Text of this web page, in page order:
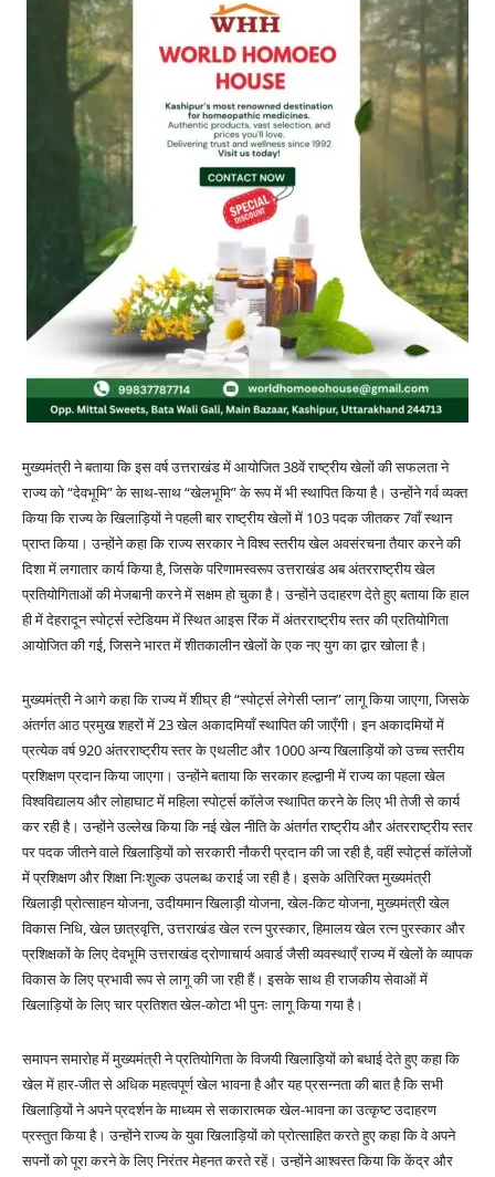
मुख्यमंत्री ने बताया कि इस वर्ष उत्तराखंड में आयोजित 38वें राष्ट्रीय खेलों की सफलता ने
राज्य को “देवभूमि” के साथ-साथ “खेलभूमि” के रूप में भी स्थापित किया है। उन्होंने गर्व व्यक्त
किया कि राज्य के खिलाड़ियों ने पहली बार राष्ट्रीय खेलों में 103 पदक जीतकर 7वाँ स्थान
प्राप्त किया। उन्होंने कहा कि राज्य सरकार ने विश्व स्तरीय खेल अवसंरचना तैयार करने की
दिशा में लगातार कार्य किया है, जिसके परिणामस्वरूप उत्तराखंड अब अंतरराष्ट्रीय खेल
प्रतियोगिताओं की मेजबानी करने में सक्षम हो चुका है। उन्होंने उदाहरण देते हुए बताया कि हाल
ही में देहरादून स्पोर्ट्स स्टेडियम में स्थित आइस रिंक में अंतरराष्ट्रीय स्तर की प्रतियोगिता
आयोजित की गई, जिसने भारत में शीतकालीन खेलों के एक नए युग का द्वार खोला है।
मुख्यमंत्री ने आगे कहा कि राज्य में शीघ्र ही “स्पोर्ट्स लेगेसी प्लान” लागू किया जाएगा, जिसके
अंतर्गत आठ प्रमुख शहरों में 23 खेल अकादमियाँ स्थापित की जाएँगी। इन अकादमियों में
प्रत्येक वर्ष 920 अंतरराष्ट्रीय स्तर के एथलीट और 1000 अन्य खिलाड़ियों को उच्च स्तरीय
प्रशिक्षण प्रदान किया जाएगा। उन्होंने बताया कि सरकार हल्द्वानी में राज्य का पहला खेल
विश्वविद्यालय और लोहाघाट में महिला स्पोर्ट्स कॉलेज स्थापित करने के लिए भी तेजी से कार्य
कर रही है। उन्होंने उल्लेख किया कि नई खेल नीति के अंतर्गत राष्ट्रीय और अंतरराष्ट्रीय स्तर
पर पदक जीतने वाले खिलाड़ियों को सरकारी नौकरी प्रदान की जा रही है, वहीं स्पोर्ट्स कॉलेजों
में प्रशिक्षण और शिक्षा निःशुल्क उपलब्ध कराई जा रही है। इसके अतिरिक्त मुख्यमंत्री
खिलाड़ी प्रोत्साहन योजना, उदीयमान खिलाड़ी योजना, खेल-किट योजना, मुख्यमंत्री खेल
विकास निधि, खेल छात्रवृत्ति, उत्तराखंड खेल रत्न पुरस्कार, हिमालय खेल रत्न पुरस्कार और
प्रशिक्षकों के लिए देवभूमि उत्तराखंड द्रोणाचार्य अवार्ड जैसी व्यवस्थाएँ राज्य में खेलों के व्यापक
विकास के लिए प्रभावी रूप से लागू की जा रही हैं। इसके साथ ही राजकीय सेवाओं में
खिलाड़ियों के लिए चार प्रतिशत खेल-कोटा भी पुनः लागू किया गया है।
समापन समारोह में मुख्यमंत्री ने प्रतियोगिता के विजयी खिलाड़ियों को बधाई देते हुए कहा कि
खेल में हार-जीत से अधिक महत्वपूर्ण खेल भावना है और यह प्रसन्नता की बात है कि सभी
खिलाड़ियों ने अपने प्रदर्शन के माध्यम से सकारात्मक खेल-भावना का उत्कृष्ट उदाहरण
प्रस्तुत किया है। उन्होंने राज्य के युवा खिलाड़ियों को प्रोत्साहित करते हुए कहा कि वे अपने
सपनों को पूरा करने के लिए निरंतर मेहनत करते रहें। उन्होंने आश्वस्त किया कि केंद्र और